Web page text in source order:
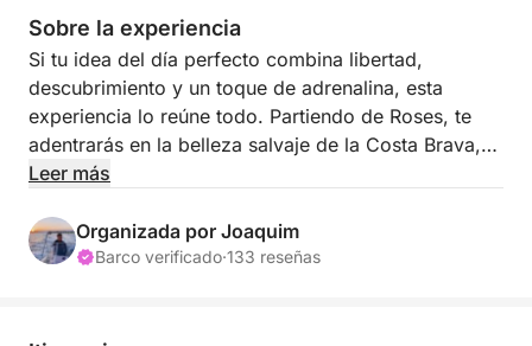
Sobre la experiencia
Si tu idea del día perfecto combina libertad,
descubrimiento y un toque de adrenalina, esta
experiencia lo reúne todo. Partiendo de Roses, te
adentrarás en la belleza salvaje de la Costa Brava,
donde calas escondidas, aguas cristalinas y
ritmo.
Leer más
Organizada por Joaquim
Barco verificado·133 reseñas